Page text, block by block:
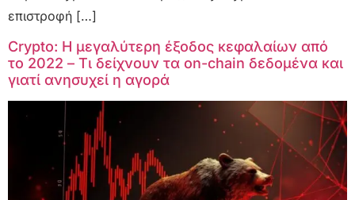
επιστροφή […]
Crypto: Η μεγαλύτερη έξοδος κεφαλαίων από
το 2022 – Τι δείχνουν τα on-chain δεδομένα και
γιατί ανησυχεί η αγορά